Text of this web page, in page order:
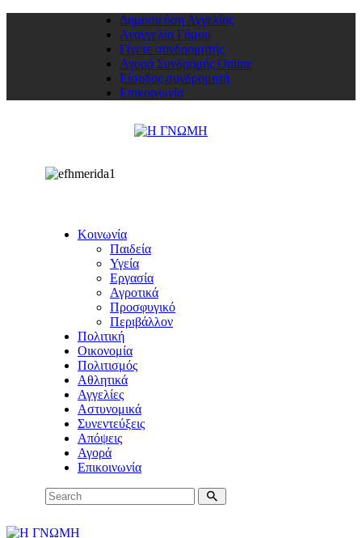
Δημοσιεύση Αγγελίας
Αναγγελία Γάμου
Γίνετε συνδρομητής
Αγορά Συνδρομής Online
Είσοδος συνδρομητή
Επικοινωνία
Κοινωνία
Παιδεία
Υγεία
Εργασία
Αγροτικά
Προσφυγικό
Περιβάλλον
Πολιτική
Οικονομία
Πολιτισμός
Αθλητικά
Αγγελίες
Αστυνομικά
Συνεντεύξεις
Απόψεις
Αγορά
Επικοινωνία